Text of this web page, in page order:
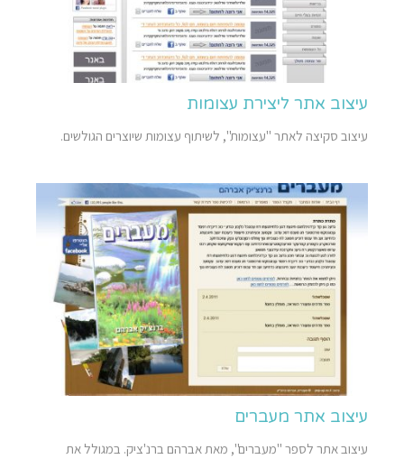
עיצוב אתר ליצירת עצומות
עיצוב סקיצה לאתר "עצומות", לשיתוף עצומות שיוצרים הגולשים.
עיצוב אתר מעברים
עיצוב אתר לספר "מעברים", מאת אברהם ברנ'ציק. במגולל את